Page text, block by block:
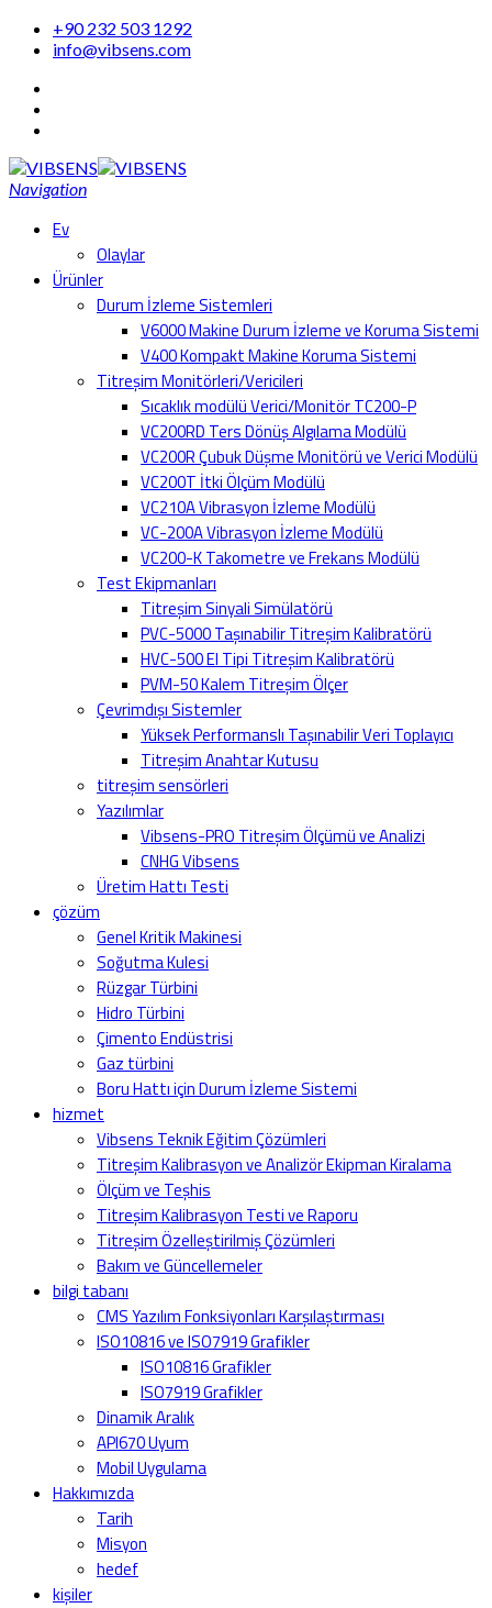
+90 232 503 1292
info@vibsens.com
Navigation
Ev
Olaylar
Ürünler
Durum İzleme Sistemleri
V6000 Makine Durum İzleme ve Koruma Sistemi
V400 Kompakt Makine Koruma Sistemi
Titreşim Monitörleri/Vericileri
Sıcaklık modülü Verici/Monitör TC200-P
VC200RD Ters Dönüş Algılama Modülü
VC200R Çubuk Düşme Monitörü ve Verici Modülü
VC200T İtki Ölçüm Modülü
VC210A Vibrasyon İzleme Modülü
VC-200A Vibrasyon İzleme Modülü
VC200-K Takometre ve Frekans Modülü
Test Ekipmanları
Titreşim Sinyali Simülatörü
PVC-5000 Taşınabilir Titreşim Kalibratörü
HVC-500 El Tipi Titreşim Kalibratörü
PVM-50 Kalem Titreşim Ölçer
Çevrimdışı Sistemler
Yüksek Performanslı Taşınabilir Veri Toplayıcı
Titreşim Anahtar Kutusu
titreşim sensörleri
Yazılımlar
Vibsens-PRO Titreşim Ölçümü ve Analizi
CNHG Vibsens
Üretim Hattı Testi
çözüm
Genel Kritik Makinesi
Soğutma Kulesi
Rüzgar Türbini
Hidro Türbini
Çimento Endüstrisi
Gaz türbini
Boru Hattı için Durum İzleme Sistemi
hizmet
Vibsens Teknik Eğitim Çözümleri
Titreşim Kalibrasyon ve Analizör Ekipman Kiralama
Ölçüm ve Teşhis
Titreşim Kalibrasyon Testi ve Raporu
Titreşim Özelleştirilmiş Çözümleri
Bakım ve Güncellemeler
bilgi tabanı
CMS Yazılım Fonksiyonları Karşılaştırması
ISO10816 ve ISO7919 Grafikler
ISO10816 Grafikler
ISO7919 Grafikler
Dinamik Aralık
API670 Uyum
Mobil Uygulama
Hakkımızda
Tarih
Misyon
hedef
kişiler